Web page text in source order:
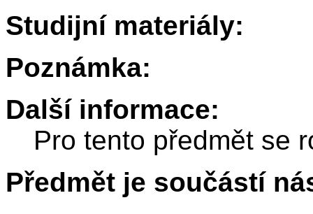
Studijní materiály:
Poznámka:
Další informace:
Pro tento předmět se
Předmět je součástí